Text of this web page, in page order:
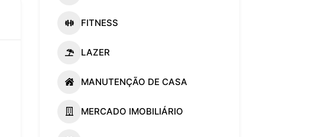
FITNESS
LAZER
MANUTENÇÃO DE CASA
MERCADO IMOBILIÁRIO